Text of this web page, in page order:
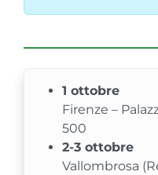
1 ottobre
Firenze –
500
2-3 ottobre
Vallombrosa